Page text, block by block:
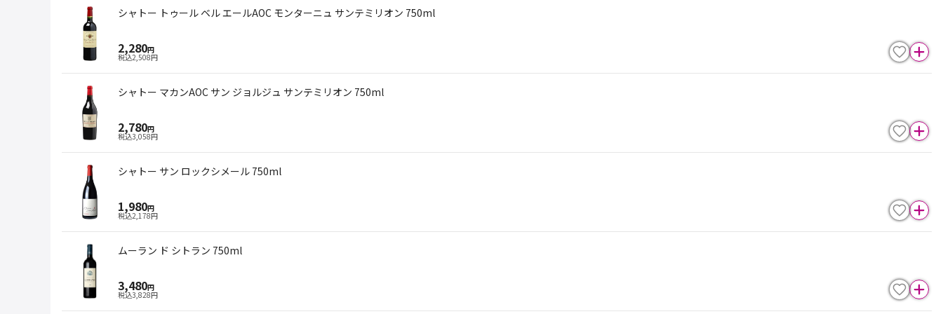
シャトー トゥール ベル エールAOC モンターニュ サンテミリオン 750ml
2,280円
税込2,508円
シャトー マカンAOC サン ジョルジュ サンテミリオン 750ml
2,780円
税込3,058円
シャトー サン ロックシメール 750ml
1,980円
税込2,178円
ムーラン ド シトラン 750ml
3,480円
税込3,828円